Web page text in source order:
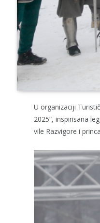
U organizaciji
2025“, inspirisana
vile Razvigore i